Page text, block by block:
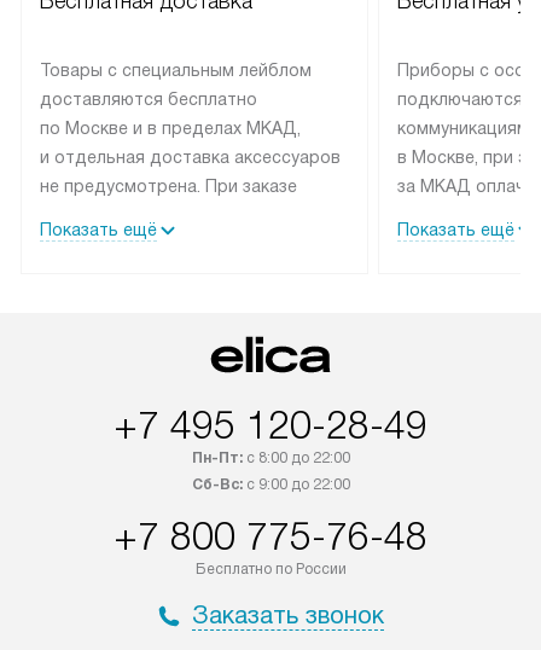
Товары с специальным лейблом
доставляются бесплатно
по Москве и в пределах МКАД,
и отдельная доставка аксессуаров
не предусмотрена. При заказе
рекомендуем обсудить
быть отправлены покупателю
интересен товар «Под заказ»,
приобретения с менеджером сайта.
доставляются бесплатно
по Москве в пределах МКАД,
не предусмотрена.
Показать ещё
Приборы с
подключаются к
коммуникациям
в Москве, при
за МКАД
партнера
по монтажу
материалы.
Показать ещё
+7 495 120-28-49
Пн-Пт:с 8:00 до 22:00
Сб-Вс:с 9:00 до 22:00
+7 800 775-76-48
Бесплатно по России
Заказать звонок